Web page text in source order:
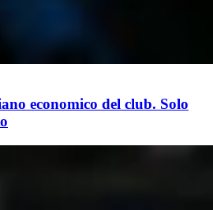
economico del club. Solo